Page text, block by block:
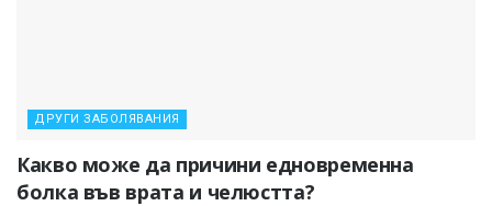
ДРУГИ ЗАБОЛЯВАНИЯ
Какво може да причини едновременна
болка във врата и челюстта?